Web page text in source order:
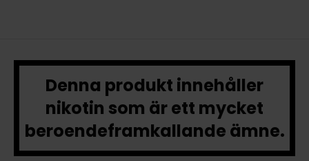
Denna produkt innehåller
nikotin som är ett mycket
beroendeframkallande ämne.